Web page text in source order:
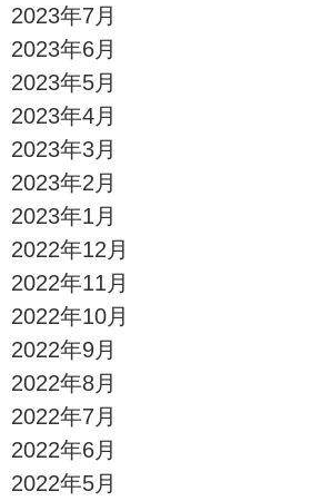
2023年7月
2023年6月
2023年5月
2023年4月
2023年3月
2023年2月
2023年1月
2022年12月
2022年11月
2022年10月
2022年9月
2022年8月
2022年7月
2022年6月
2022年5月